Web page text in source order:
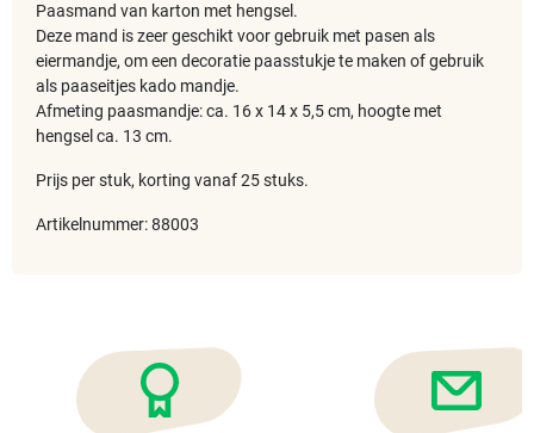
Paasmand van karton met hengsel.
Deze mand is zeer geschikt voor gebruik met pasen als
eiermandje, om een decoratie paasstukje te maken of gebruik
als paaseitjes kado mandje.
Afmeting paasmandje: ca. 16 x 14 x 5,5 cm, hoogte met
hengsel ca. 13 cm.
Prijs per stuk, korting vanaf 25 stuks.
Artikelnummer: 88003